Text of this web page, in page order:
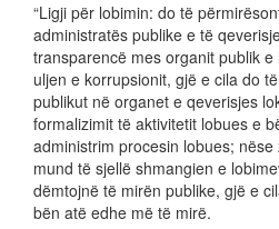
“Ligji për lobimin: do të
administratës publike e të
transparencë mes organit publik
uljen e korrupsionit, gjë e cila do
publikut në organet e qeverisjes
formalizimit të aktivitetit lobues e
administrim procesin lobues;
mund të sjellë shmangien e
dëmtojnë të mirën publike, gjë e
bën atë edhe më të mirë.